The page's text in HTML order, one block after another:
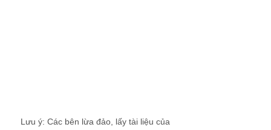
Lưu ý: Các bên lừa đảo, lấy tài liệu của